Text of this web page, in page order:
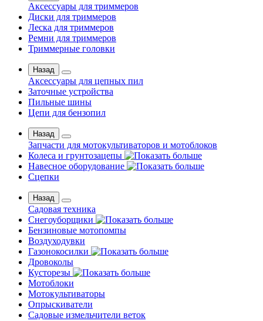
Аксессуары для триммеров
Диски для триммеров
Леска для триммеров
Ремни для триммеров
Триммерные головки
Назад
Аксессуары для цепных пил
Заточные устройства
Пильные шины
Цепи для бензопил
Назад
Запчасти для мотокультиваторов и мотоблоков
Колеса и грунтозацепы
Навесное оборудование
Сцепки
Назад
Садовая техника
Снегоуборщики
Бензиновые мотопомпы
Воздуходувки
Газонокосилки
Дровоколы
Кусторезы
Мотоблоки
Мотокультиваторы
Опрыскиватели
Садовые измельчители веток